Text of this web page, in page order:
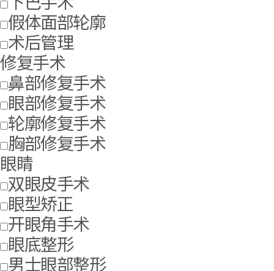
假体面部轮廓
术后管理
修复手术
鼻部修复手术
眼部修复手术
轮廓修复手术
胸部修复手术
眼睛
双眼皮手术
眼型矫正
开眼角手术
眼底整形
男士眼部整形